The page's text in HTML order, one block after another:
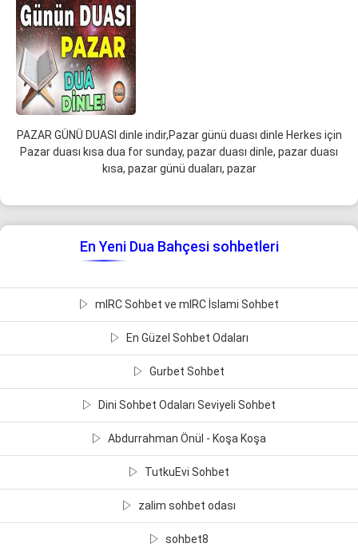
PAZAR GÜNÜ DUASI dinle indir,Pazar günü duası dinle Herkes için
Pazar duası kısa dua for sunday, pazar duası dinle, pazar duası
kısa, pazar günü duaları, pazar
En Yeni Dua Bahçesi sohbetleri
mIRC Sohbet ve mIRC İslami Sohbet
En Güzel Sohbet Odaları
Gurbet Sohbet
Dini Sohbet Odaları Seviyeli Sohbet
Abdurrahman Önül - Koşa Koşa
TutkuEvi Sohbet
zalim sohbet odası
sohbet8